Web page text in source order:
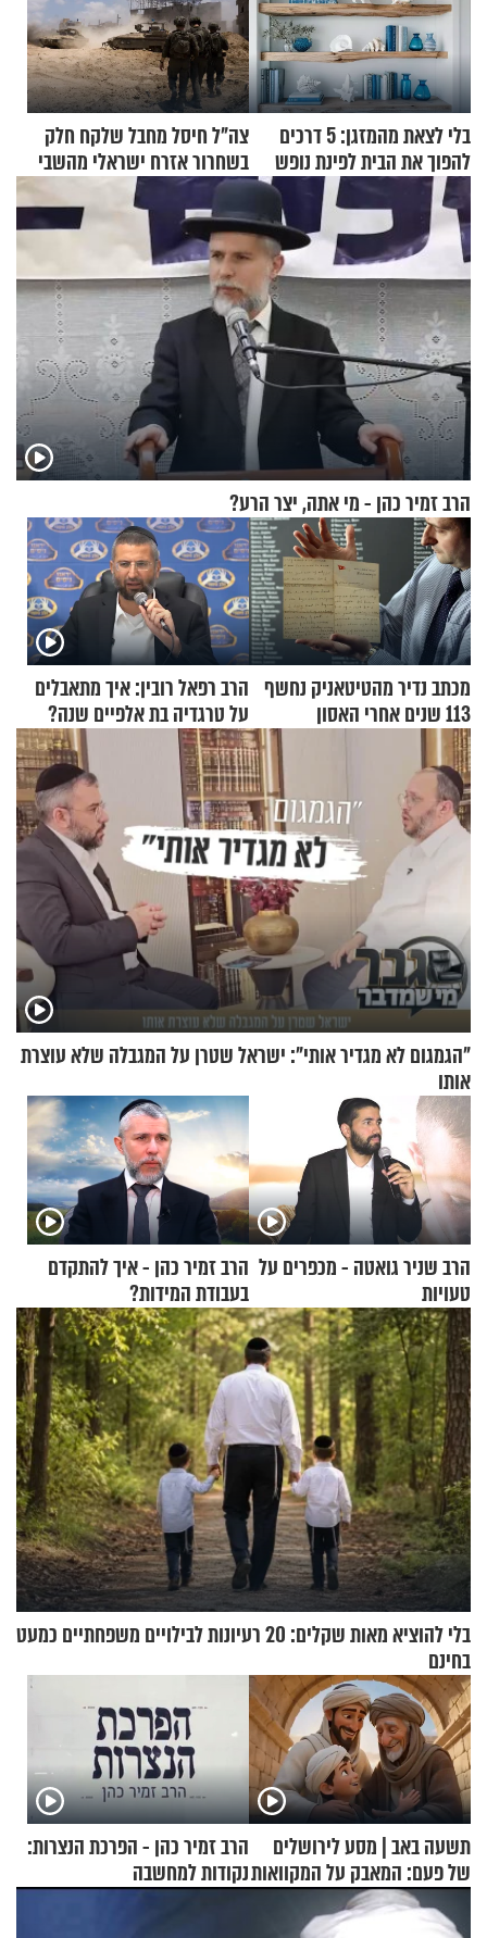
בלי לצאת מהמזגן: 5 דרכים
להפוך את הבית לפינת נופש
מעוצבת
צה"ל חיסל מחבל שלקח חלק
בשחרור אזרח ישראלי מהשבי
הרב זמיר כהן - מי אתה, יצר הרע?
מכתב נדיר מהטיטאניק נחשף
113 שנים אחרי האסון
הרב רפאל רובין: איך מתאבלים
על טרגדיה בת אלפיים שנה?
"הגמגום לא מגדיר אותי": ישראל שטרן על המגבלה שלא עוצרת
אותו
הרב שניר גואטה - מכפרים על
טעויות
הרב זמיר כהן - איך להתקדם
בעבודת המידות?
בלי להוציא מאות שקלים: 20 רעיונות לבילויים משפחתיים כמעט
בחינם
תשעה באב | מסע לירושלים
של פעם: המאבק על המקוואות
הרב זמיר כהן - הפרכת הנצרות:
נקודות למחשבה